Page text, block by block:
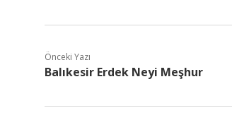
Önceki Yazı
Balıkesir Erdek Neyi Meşhur